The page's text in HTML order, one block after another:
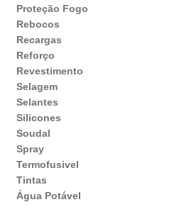
Proteção Fogo
Rebocos
Recargas
Reforço
Revestimento
Selagem
Selantes
Silicones
Soudal
Spray
Termofusivel
Tintas
Água Potável